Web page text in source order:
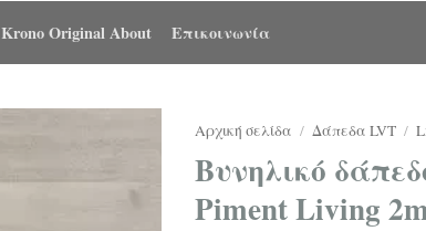
Krono Original About Επικοινωνία
Αρχική σελίδα / Δάπεδα LVT /
Βυνηλικό
Piment Living